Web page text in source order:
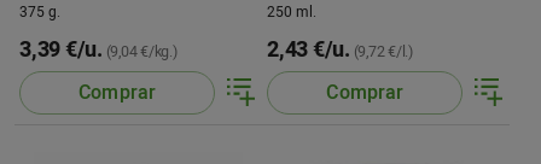
375 g.
3,39 €/u. (9,04 €/kg.)
Comprar
250 ml.
2,43 €/u. (9,72 €/l.)
Comprar